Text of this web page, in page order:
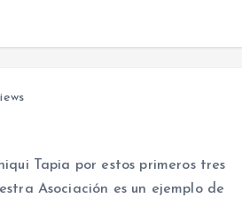
Tapia por estos primeros tres
Asociación es un ejemplo de